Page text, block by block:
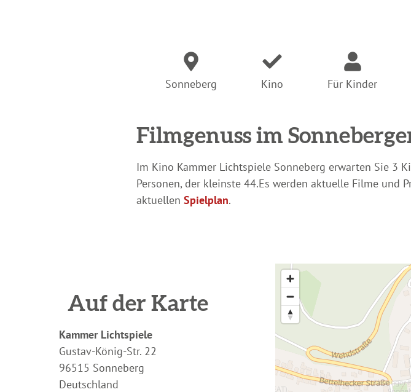
Sonneberg Kino Für Kinder
Filmgenuss im
Im Kino Kammer Lichtspiele Sonneberg erwarten Sie 3
Personen, der kleinste 44.Es werden aktuelle Filme und
aktuellen Spielplan.
Auf der Karte
Kammer Lichtspiele
Gustav-König-Str. 22
96515 Sonneberg
Deutschland